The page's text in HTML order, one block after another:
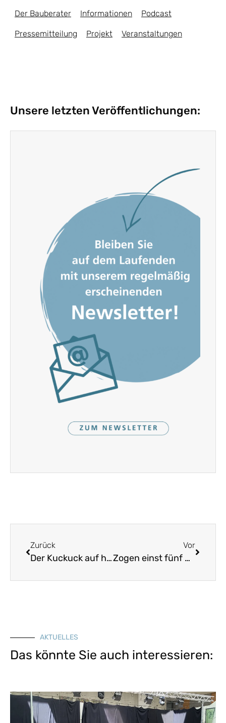
Der Bauberater Informationen Podcast
Pressemitteilung Projekt Veranstaltungen
Unsere letzten Veröffentlichungen:
Zurück
Der Kuckuck auf hohem Birabaum saß
Vor
Zogen einst fünf wilde Schwäne
AKTUELLES
Das könnte Sie auch interessieren: